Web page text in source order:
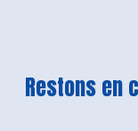
Restons en